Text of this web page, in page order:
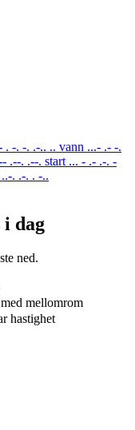
. -. -. .-.. .. vann ...- .- -.
.--. .--. start ... - .- .-. -
..-. .-. . -..
i dag
ned.
mellomrom
hastighet